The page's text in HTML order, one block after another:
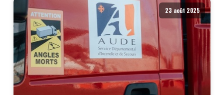
23 août 2025